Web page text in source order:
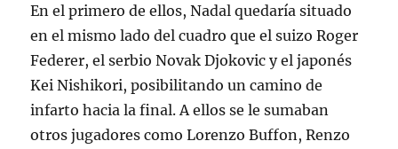
En el primero de ellos, Nadal quedaría situado
en el mismo lado del cuadro que el suizo Roger
Federer, el serbio Novak Djokovic y el japonés
Kei Nishikori, posibilitando un camino de
infarto hacia la final. A ellos se le sumaban
otros jugadores como Lorenzo Buffon, Renzo